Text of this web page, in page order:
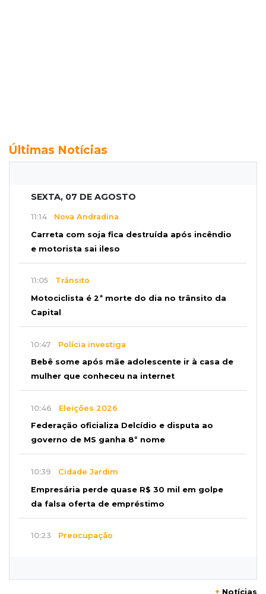
Últimas Notícias
SEXTA, 07 DE AGOSTO
11:14 Nova Andradina
Carreta com soja fica destruída após incêndio
e motorista sai ileso
11:05 Trânsito
Motociclista é 2ª morte do dia no trânsito da
Capital
10:47 Polícia investiga
Bebê some após mãe adolescente ir à casa de
mulher que conheceu na internet
10:46 Eleições 2026
Federação oficializa Delcídio e disputa ao
governo de MS ganha 8º nome
10:39 Cidade Jardim
Empresária perde quase R$ 30 mil em golpe
da falsa oferta de empréstimo
10:23 Preocupação
+ Notícias